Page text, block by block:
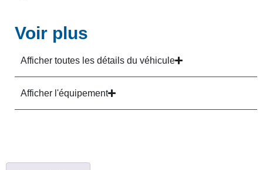
Voir plus
Afficher toutes les détails du véhicule
Afficher l'équipement